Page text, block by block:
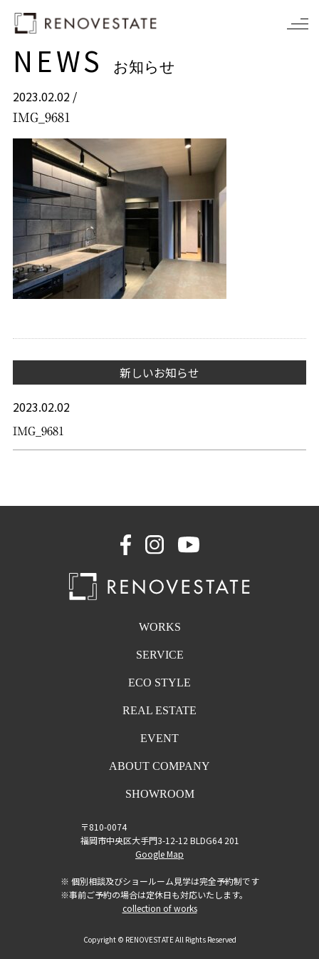
NEWS お知らせ
2023.02.02 /
IMG_9681
新しいお知らせ
2023.02.02
IMG_9681
WORKS
SERVICE
ECO STYLE
REAL ESTATE
EVENT
ABOUT COMPANY
SHOWROOM
〒810-0074
福岡市中央区大手門3-12-12 BLDG64 201
Google Map
※ 個別相談及びショールーム見学は完全予約制です
※事前ご予約の場合は定休日も対応いたします。
collection of works
Copyright © RENOVESTATE All Rights Reserved